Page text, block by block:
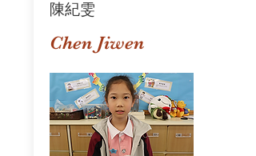
陳紀雯
Chen Jiwen